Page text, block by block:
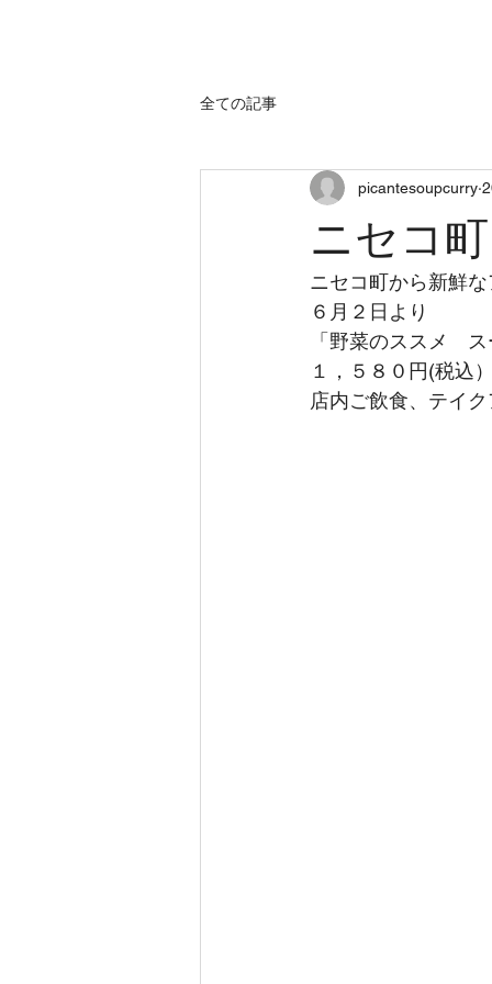
全ての記事
ニセコ
picantesoupcurry
ニセコ町から新鮮
６月２日より
「野菜のススメ　
１，５８０円(税込
店内ご飲食、テイ